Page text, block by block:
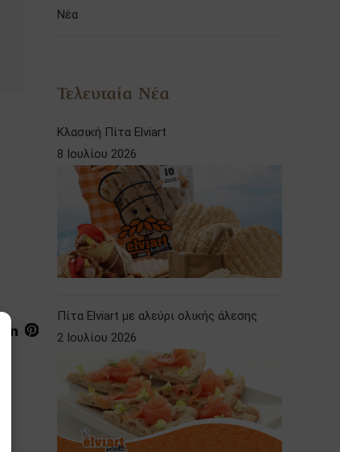
Νέα
Τελευταία Νέα
Κλασική Πίτα Elviart
8 Ιουλίου 2026
Πίτα Elviart με αλεύρι ολικής άλεσης
2 Ιουλίου 2026